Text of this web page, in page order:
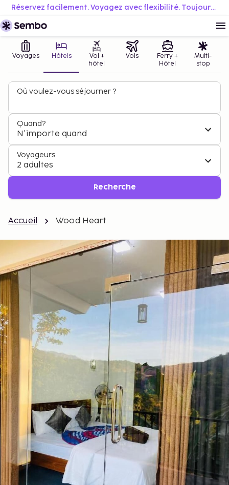
Réservez facilement. Voyagez avec flexibilité. Toujours au meilleur prix.
Voyages Hôtels
Vol +
hôtel
Vols
Ferry +
Hôtel
Multi-
stop
Où voulez-vous séjourner ?
Quand?
N'importe quand
Voyageurs
2 adultes
Recherche
Accueil Wood Heart